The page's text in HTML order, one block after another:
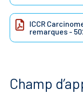
ICCR
remarques -
Champ